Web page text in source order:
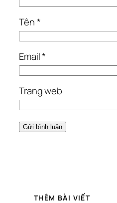
Tên*
Email*
Trang web
THÊM BÀI VIẾT